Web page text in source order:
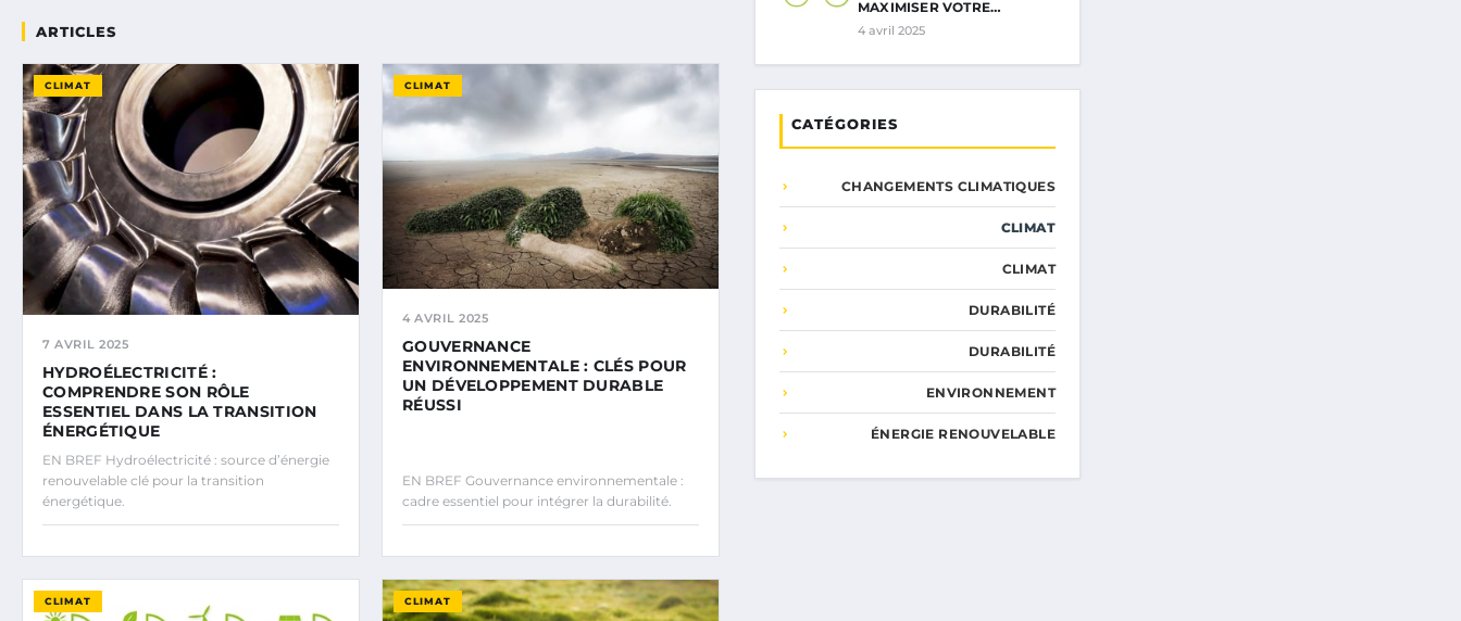
ARTICLES
CLIMAT
7 AVRIL 2025
HYDROÉLECTRICITÉ :
COMPRENDRE SON RÔLE
ESSENTIEL DANS LA TRANSITION
ÉNERGÉTIQUE
EN BREF Hydroélectricité : source d’énergie
renouvelable clé pour la transition
énergétique.
CLIMAT
4 AVRIL 2025
GOUVERNANCE
ENVIRONNEMENTALE : CLÉS POUR
UN DÉVELOPPEMENT DURABLE
RÉUSSI
EN BREF Gouvernance environnementale :
cadre essentiel pour intégrer la durabilité.
CLIMAT CLIMAT
MAXIMISER VOTRE…
4 avril 2025
CATÉGORIES
CHANGEMENTS CLIMATIQUES
CLIMAT
CLIMAT
DURABILITÉ
DURABILITÉ
ENVIRONNEMENT
ÉNERGIE RENOUVELABLE